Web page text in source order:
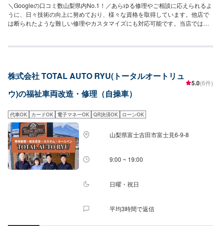
＼Googleの口コミ数山梨県内No.1！／あらゆる修理やご相談に応えられるよ
うに、日々技術の向上に努めており、様々な資格を取得しています。他店で
は断られたような難しい修理やカスタマイズにも対応可能です。当店では分
ておりますので、お客様の疑問や不安にご納得いただくまでご説明いたしま
せ。《パーツの持ち込み》☑新品パーツの持ち込み可能！オファーにて、お
写真や詳細をお送りください。《代車について》修理・メンテナンス期間中
は代車を無料で手配しております。※ガソリン代はお客様にご負担いただきま
Master・JCB・AmericanExpress・Diners）☑PayPay☑交通系ICご希望のお
支払い方法がある場合にはオファー備考欄にてお知らせください。保険をご
利用なさるお客様は入庫日にご加入の任意保険の証券をお持ちください。※写
真は見本です。状態や車種などにより金額が変わりますので、予めご了承く
ださい。【定休日・営業時間】定休日：日曜日、祝日営業時間：9:00~18:00
株式会社 TOTAL AUTO RYU(トータルオートリュ
ウ)の福祉車両改造・修理（自操車）
5.0(6件)
代車OK カードOK 電子マネーOK QR決済OK ローンOK
山梨県富士吉田市富士見6-9-8
9:00 ~ 19:00
日曜・祝日
平均3時間で返信